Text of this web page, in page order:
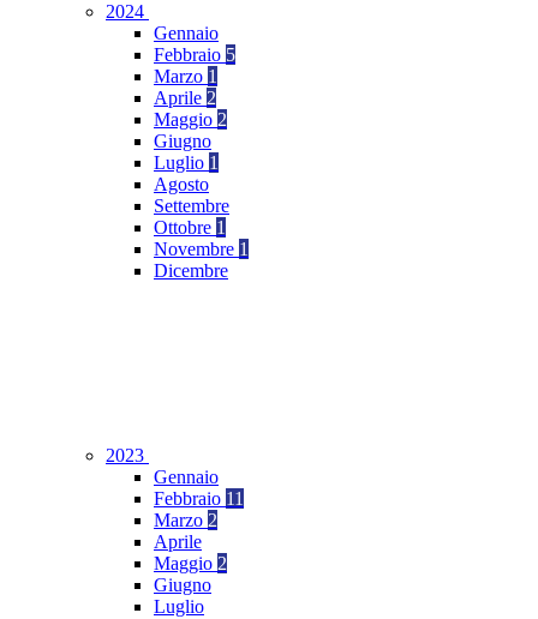
2024
Gennaio
Febbraio 5
Marzo 1
Aprile 2
Maggio 2
Giugno
Luglio 1
Agosto
Settembre
Ottobre 1
Novembre 1
Dicembre
2023
Gennaio
Febbraio 11
Marzo 2
Aprile
Maggio 2
Giugno
Luglio